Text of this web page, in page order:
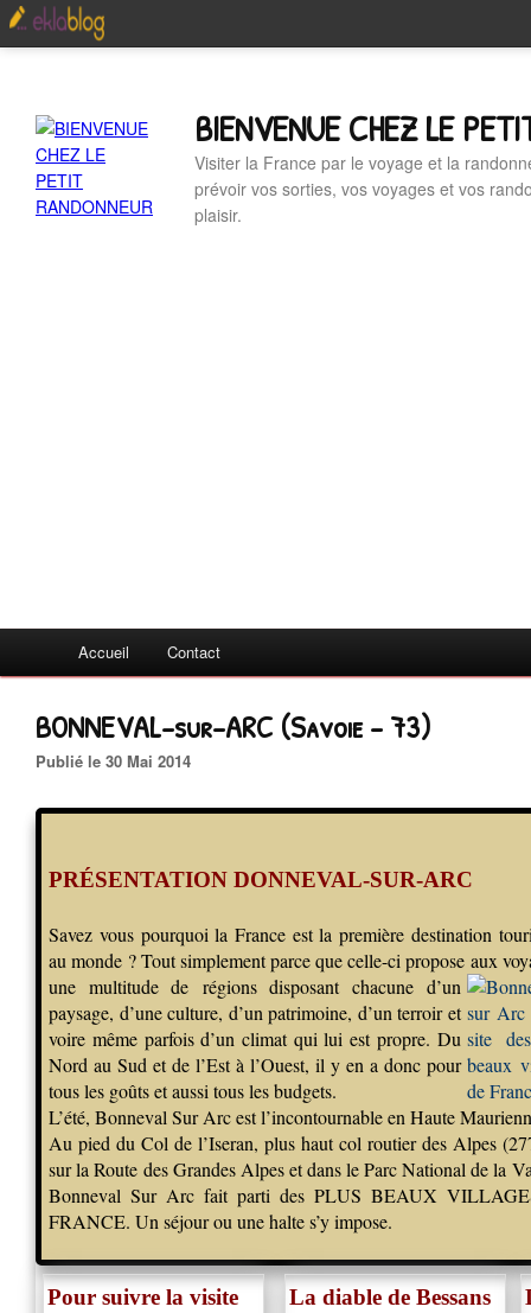
BIENVENUE CHEZ LE
Visiter la France par le voyage et la
prévoir vos sorties, vos voyages et vos
plaisir.
Accueil Contact
BONNEVAL-sur-ARC (Savoie - 73)
Publié le 30 Mai 2014
PRÉSENTATION DONNEVAL-SUR-ARC
Savez vous pourquoi la France est la première destination
au monde ? Tout simplement parce que celle-ci propose aux
une multitude de régions disposant chacune d’un
paysage, d’une culture, d’un patrimoine, d’un terroir et
voire même parfois d’un climat qui lui est propre. Du
Nord au Sud et de l’Est à l’Ouest, il y en a donc pour
tous les goûts et aussi tous les budgets.
L’été, Bonneval Sur Arc est l’incontournable en Haute
Au pied du Col de l’Iseran, plus haut col routier des Alpes
sur la Route des Grandes Alpes et dans le Parc National de la
Bonneval Sur Arc fait parti des PLUS BEAUX
FRANCE. Un séjour ou une halte s’y impose.
Pour suivre la visite La diable de Bessans